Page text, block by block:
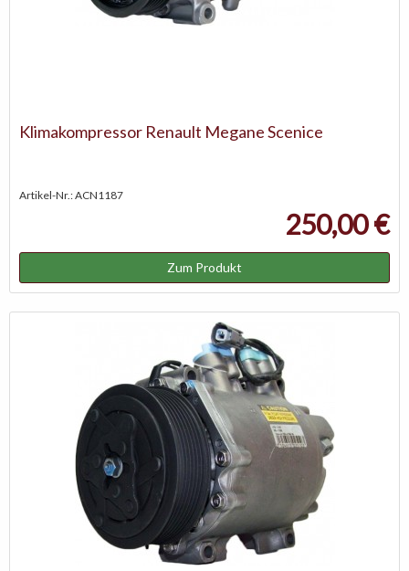
Klimakompressor Renault Megane Scenice
Artikel-Nr.: ACN1187
250,00 €
Zum Produkt